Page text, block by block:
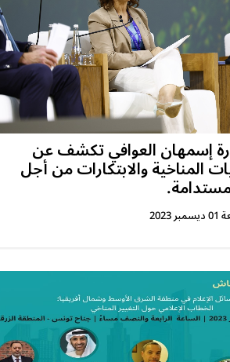
إسمهان العوافي تكشف عن
المناخية والابتكارات من أجل